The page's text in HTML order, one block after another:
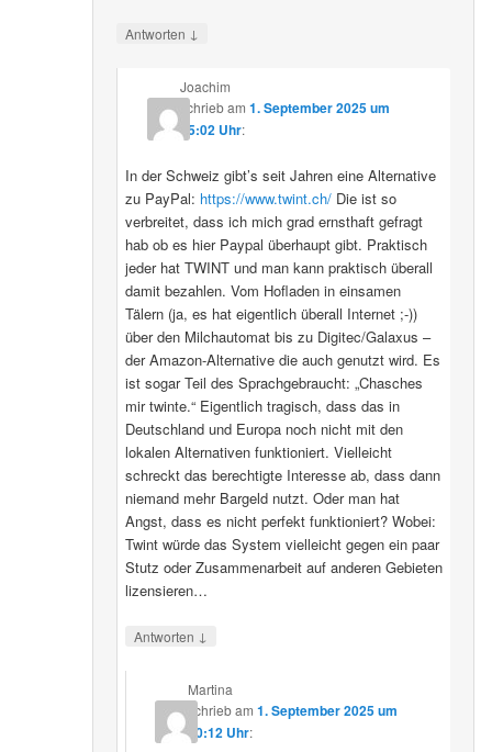
Antworten ↓
Joachim
schriebam 1. September 2025 um
15:02 Uhr:
In der Schweiz gibt’s seit Jahren eine Alternative
zu PayPal: https://www.twint.ch/Die ist so
verbreitet, dass ich mich grad ernsthaft gefragt
hab ob es hier Paypal überhaupt gibt. Praktisch
jeder hat TWINT und man kann praktisch überall
damit bezahlen. Vom Hofladen in einsamen
Tälern (ja, es hat eigentlich überall Internet ;-))
über den Milchautomat bis zu Digitec/Galaxus –
der Amazon-Alternative die auch genutzt wird. Es
ist sogar Teil des Sprachgebraucht: „Chasches
mir twinte.“ Eigentlich tragisch, dass das in
Deutschland und Europa noch nicht mit den
lokalen Alternativen funktioniert. Vielleicht
schreckt das berechtigte Interesse ab, dass dann
niemand mehr Bargeld nutzt. Oder man hat
Angst, dass es nicht perfekt funktioniert? Wobei:
Twint würde das System vielleicht gegen ein paar
Stutz oder Zusammenarbeit auf anderen Gebieten
lizensieren…
Antworten ↓
Martina
schriebam1. September 2025 um
20:12 Uhr: